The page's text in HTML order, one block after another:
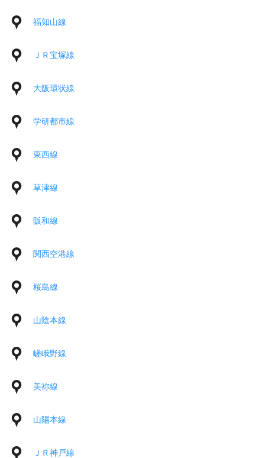
福知山線
ＪＲ宝塚線
大阪環状線
学研都市線
東西線
草津線
阪和線
関西空港線
桜島線
山陰本線
嵯峨野線
美祢線
山陽本線
ＪＲ神戸線